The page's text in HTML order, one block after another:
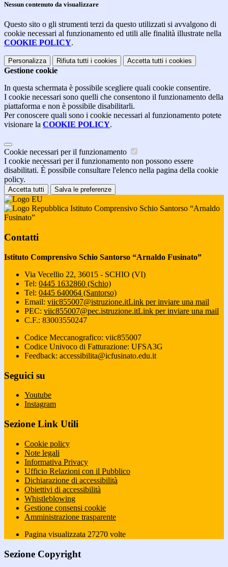
Nessun contenuto da visualizzare
Questo sito o gli strumenti terzi da questo utilizzati si avvalgono di
cookie necessari al funzionamento ed utili alle finalità illustrate nella
COOKIE POLICY.
Personalizza Rifiuta tutti i cookies Accetta tutti i cookies
Gestione cookie
In questa schermata è possibile scegliere quali cookie consentire.
I cookie necessari sono quelli che consentono il funzionamento della
piattaforma e non è possibile disabilitarli.
Per conoscere quali sono i cookie necessari al funzionamento potete
visionare la COOKIE POLICY.
Cookie necessari per il funzionamento
I cookie necessari per il funzionamento non possono essere
disabilitati. È possibile consultare l'elenco nella pagina della cookie
policy.
Accetta tutti Salva le preferenze
Istituto Comprensivo Schio Santorso “Arnaldo
Fusinato”
Contatti
Istituto Comprensivo Schio Santorso “Arnaldo Fusinato”
Via Vecellio 22, 36015 - SCHIO (VI)
Tel: 0445 1632860 (Schio)
Tel: 0445 640064 (Santorso)
Email: viic855007@istruzione.itLink per inviare una mail
PEC: viic855007@pec.istruzione.itLink per inviare una mail
C.F.: 83003550247
Codice Meccanografico: viic855007
Codice Univoco di Fatturazione: UFSA3G
Feedback: accessibilita@icfusinato.edu.it
Seguici su
Youtube
Instagram
Sezione Link Utili
Cookie policy
Note legali
Informativa Privacy
Ufficio Relazioni con il Pubblico
Dichiarazione di accessibilità
Obiettivi di accessibilità
Whistleblowing
Gestione consensi cookie
Amministrazione trasparente
Pagina visualizzata 27270 volte
Sezione Copyright